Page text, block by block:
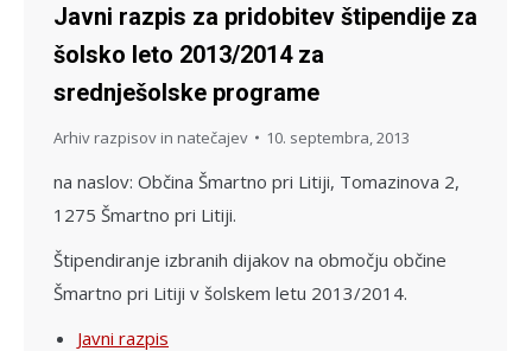
Javni razpis za pridobitev štipendije za
šolsko leto 2013/2014 za
srednješolske programe
Arhiv razpisov in natečajev 10. septembra, 2013
na naslov: Občina Šmartno pri Litiji, Tomazinova 2,
1275 Šmartno pri Litiji.
Štipendiranje izbranih dijakov na območju občine
Šmartno pri Litiji v šolskem letu 2013/2014.
Javni razpis